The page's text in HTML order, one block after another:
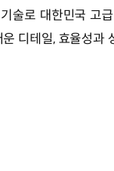
술로 대한민국 고
디테일, 효율성과